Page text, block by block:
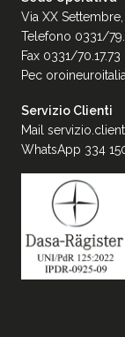
Via XX
Telefono 0331/
Fax 0331/70.17.73
Pec
Servizio Clienti
Mail
WhatsApp 334